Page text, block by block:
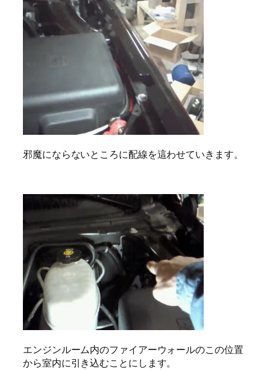
邪魔にならないところに配線を這わせていきます。
エンジンルーム内のファイアーウォールのこの位置
から室内に引き込むことにします。